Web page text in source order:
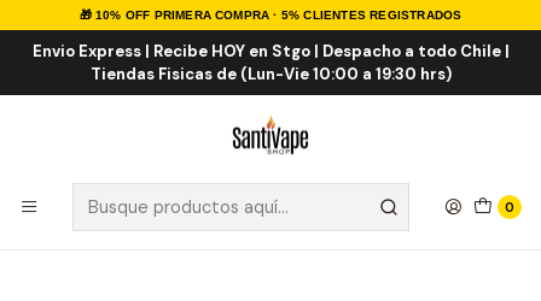
🎁 10% OFF PRIMERA COMPRA · 5% CLIENTES REGISTRADOS
Envio Express | Recibe HOY en Stgo | Despacho a todo Chile |
Tiendas Fisicas de (Lun-Vie 10:00 a 19:30 hrs)
0
Inicio Sales de Nicotina Salt Nic Nacionales
You 02 Salt 30ml